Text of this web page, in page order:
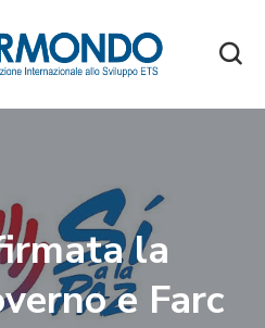
la
e Farc